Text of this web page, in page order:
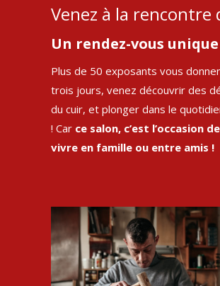
Venez à la rencontre
Un rendez-vous
Plus de 50 exposants vous
trois jours, venez découvrir des
du cuir, et plonger dans le
! Car ce salon, c’est l’occasion
vivre en famille ou entre amis !